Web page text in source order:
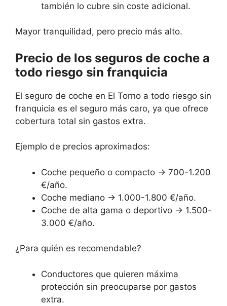
también lo cubre sin coste adicional.
Mayor tranquilidad, pero precio más alto.
Precio de los seguros de coche a
todo riesgo sin franquicia
El seguro de coche en El Torno a todo riesgo sin
franquicia es el seguro más caro, ya que ofrece
cobertura total sin gastos extra.
Ejemplo de precios aproximados:
Coche pequeño o compacto → 700-1.200
€/año.
Coche mediano → 1.000-1.800 €/año.
Coche de alta gama o deportivo → 1.500-
3.000 €/año.
¿Para quién es recomendable?
Conductores que quieren máxima
protección sin preocuparse por gastos
extra.